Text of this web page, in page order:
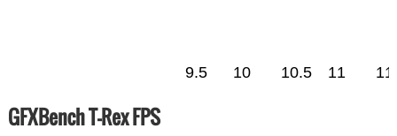
9.5 10 10.5 11
GFXBench T-Rex FPS